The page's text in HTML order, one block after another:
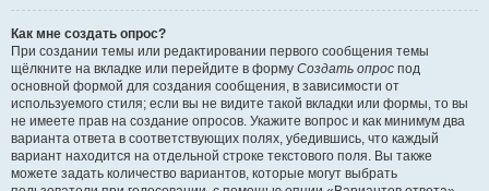
Как мне создать опрос?
При создании темы или редактировании первого сообщения темы
щёлкните на вкладке или перейдите в форму Создать опрос под
основной формой для создания сообщения, в зависимости от
используемого стиля; если вы не видите такой вкладки или формы, то вы
не имеете прав на создание опросов. Укажите вопрос и как минимум два
варианта ответа в соответствующих полях, убедившись, что каждый
вариант находится на отдельной строке текстового поля. Вы также
можете задать количество вариантов, которые могут выбрать